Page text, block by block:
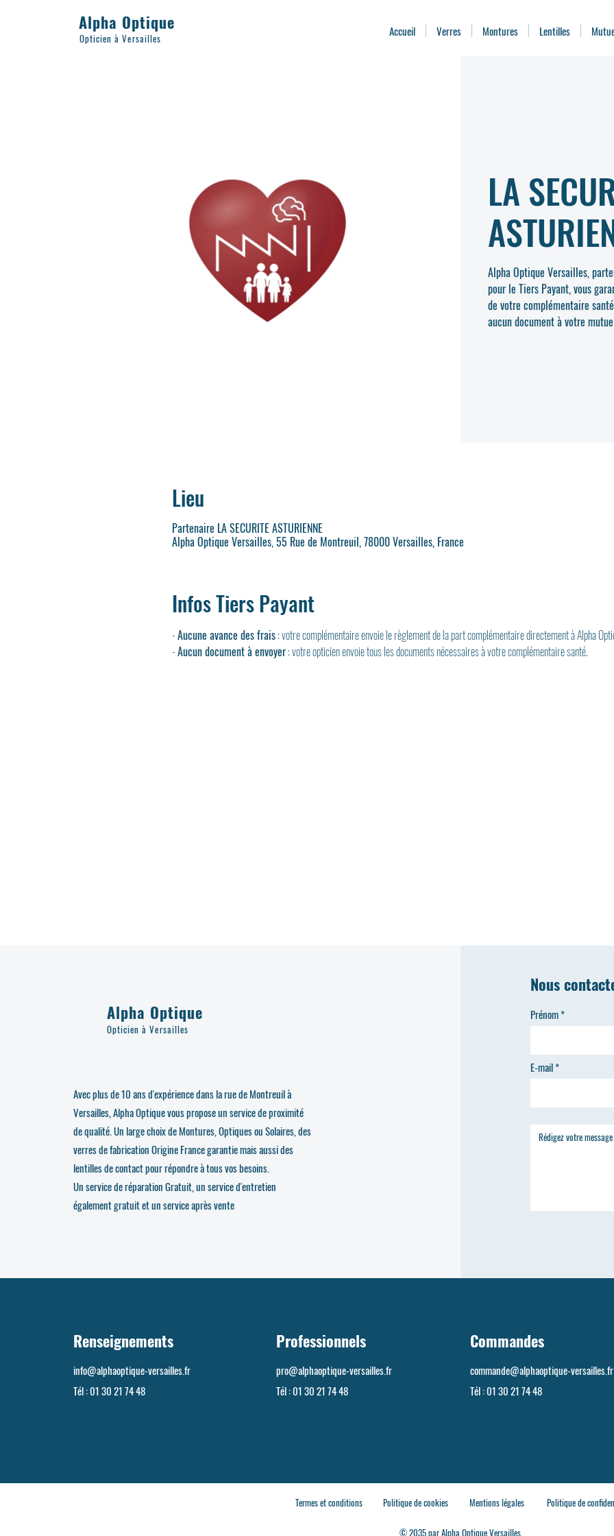
Alpha Optique
Opticien à Versailles Accueil Verres Montures Lentilles
LA
Alpha Optique Versailles,
pour le Tiers Payant, vous
de votre complémentaire
aucun document à votre
Lieu
Partenaire LA SECURITE ASTURIENNE
Alpha Optique Versailles, 55 Rue de Montreuil, 78000 Versailles, France
Infos Tiers Payant
- Aucune avance des frais : votre complémentaire envoie le règlement de la part complémentaire directement à Alpha
- Aucun document à envoyer : votre opticien envoie tous les documents nécessaires à votre complémentaire santé.
Alpha Optique
Opticien à Versailles
Avec plus de 10 ans d'expérience dans la rue de Montreuil à
Versailles, Alpha Optique vous propose un service de proximité
de qualité. Un large choix de Montures, Optiques ou Solaires, des
verres de fabrication Origine France garantie mais aussi des
lentilles de contact pour répondre à tous vos besoins.
Un service de réparation Gratuit, un service d'entretien
également gratuit et un service après vente
Nous
Prénom
E-mail
Renseignements
info@alphaoptique-versailles.fr
Tél :01 30 21 74 48
Professionnels
pro@alphaoptique-versailles.fr
Tél :01 30 21 74 48
Commandes
commande@alphaoptique-versailles.fr
Tél :01 30 21 74 48
Termes et conditions Politique de cookies Mentions légales Politique de
© 2035 par Alpha Optique Versailles.